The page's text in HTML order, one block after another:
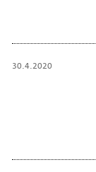
30.4.2020